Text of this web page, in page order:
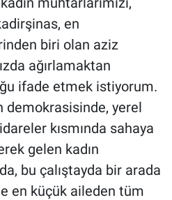
en
biri olan aziz
ağırlamaktan
ifade etmek istiyorum.
demokrasisinde, yerel
kısmında sahaya
gelen kadın
bu çalıştayda bir arada
en küçük aileden tüm